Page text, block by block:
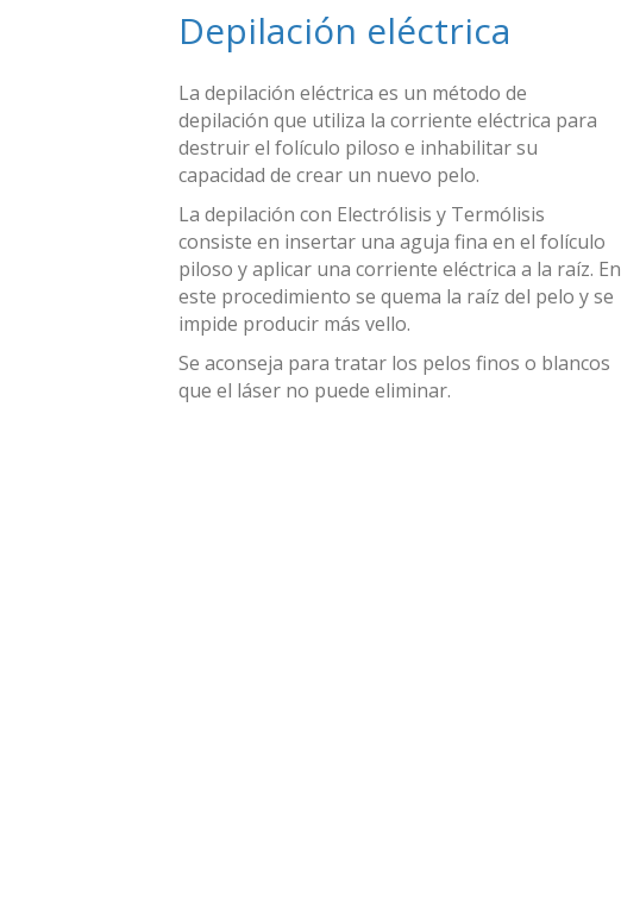
Depilación eléctrica
La depilación eléctrica es un método de
depilación que utiliza la corriente eléctrica para
destruir el folículo piloso e inhabilitar su
capacidad de crear un nuevo pelo.
La depilación con Electrólisis y Termólisis
consiste en insertar una aguja fina en el folículo
piloso y aplicar una corriente eléctrica a la raíz. En
este procedimiento se quema la raíz del pelo y se
impide producir más vello.
Se aconseja para tratar los pelos finos o blancos
que el láser no puede eliminar.